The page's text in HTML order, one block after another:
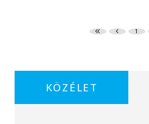
1
KÖZÉLET